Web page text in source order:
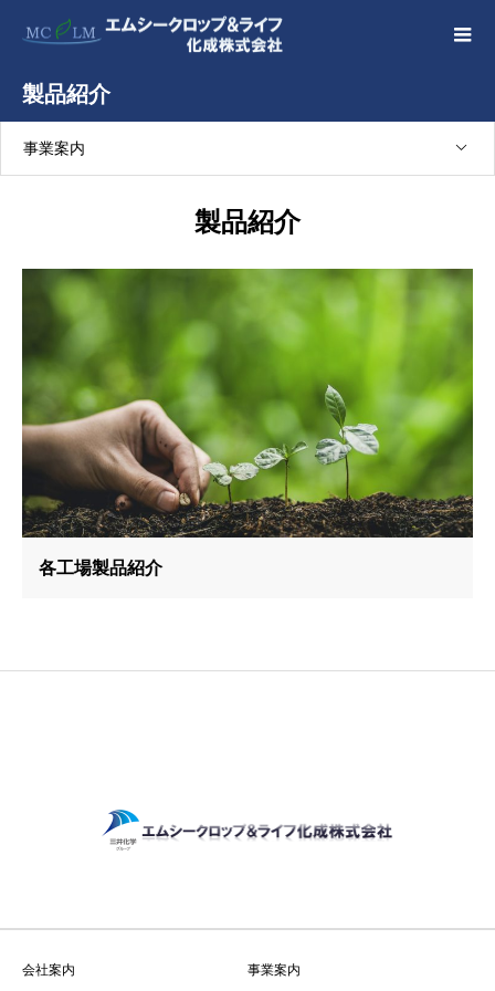
製品紹介
事業案内
製品紹介
各工場製品紹介
会社案内 事業案内